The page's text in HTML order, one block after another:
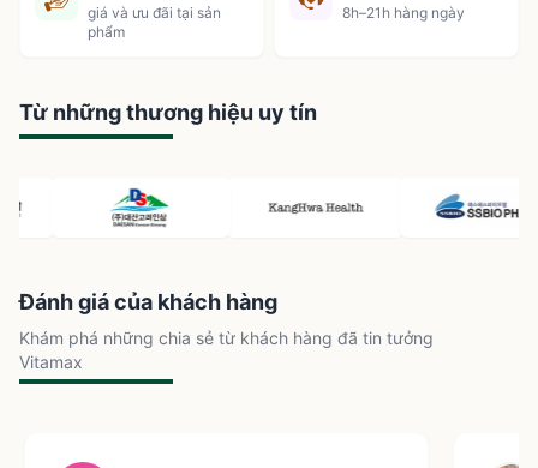
giá và ưu đãi tại sản
phẩm
8h–21h hàng ngày
Từ những thương hiệu uy tín
Đánh giá của khách hàng
Khám phá những chia sẻ từ khách hàng đã tin tưởng
Vitamax